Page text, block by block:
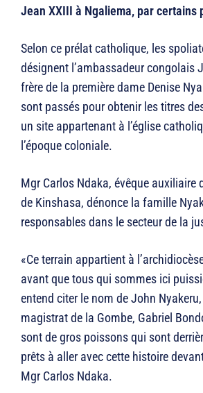
Jean XXIII à Ngaliema, par certains
Selon ce prélat catholique, les
désignent l’ambassadeur congolais
frère de la première dame Denise
sont passés pour obtenir les titres
un site appartenant à l’église
l’époque coloniale.
Mgr Carlos Ndaka, évêque auxiliaire
de Kinshasa, dénonce la famille
responsables dans le secteur de la
«Ce terrain appartient à
avant que tous qui sommes ici
entend citer le nom de John Nyakeru,
magistrat de la Gombe, Gabriel
sont de gros poissons qui sont
prêts à aller avec cette histoire
Mgr Carlos Ndaka.